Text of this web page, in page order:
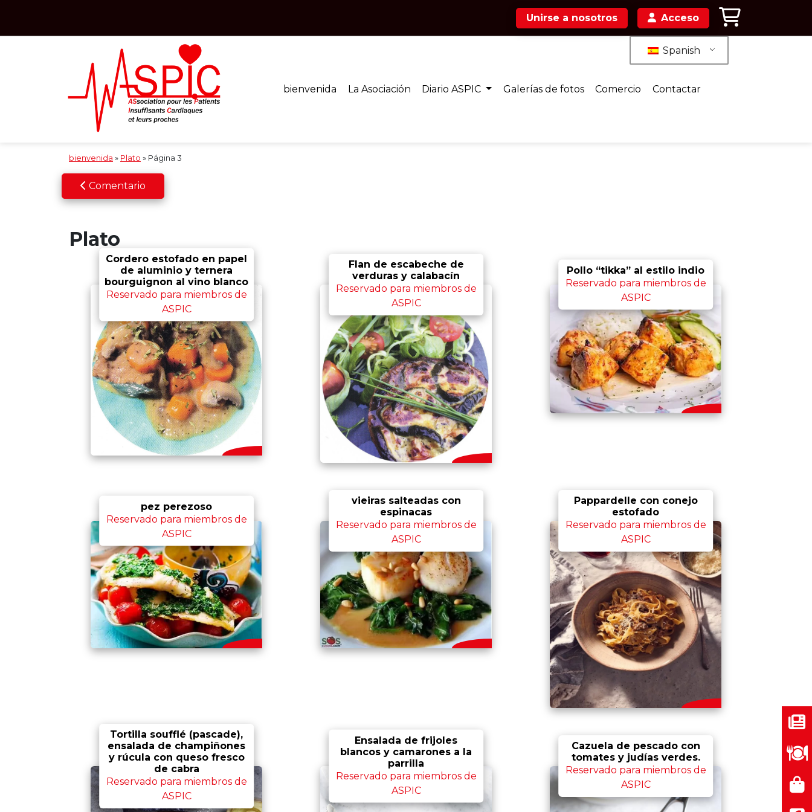
Unirse a nosotros
Acceso
Spanish
bienvenida La Asociación Diario ASPIC Galerías de fotos Comercio Contactar
bienvenida » Plato » Página 3
Comentario
Plato
Cordero estofado en papel
de aluminio y ternera
bourguignon al vino blanco
Reservado para miembros de
ASPIC
Flan de escabeche de
verduras y calabacín
Reservado para miembros de
ASPIC
Pollo “tikka” al estilo indio
Reservado para miembros de
ASPIC
pez perezoso
Reservado para miembros de
ASPIC
vieiras salteadas con
espinacas
Reservado para miembros de
ASPIC
Pappardelle con conejo
estofado
Reservado para miembros de
ASPIC
Tortilla soufflé (pascade),
ensalada de champiñones
y rúcula con queso fresco
de cabra
Reservado para miembros de
ASPIC
Ensalada de frijoles
blancos y camarones a la
parrilla
Reservado para miembros de
ASPIC
Cazuela de pescado con
tomates y judías verdes.
Reservado para miembros de
ASPIC